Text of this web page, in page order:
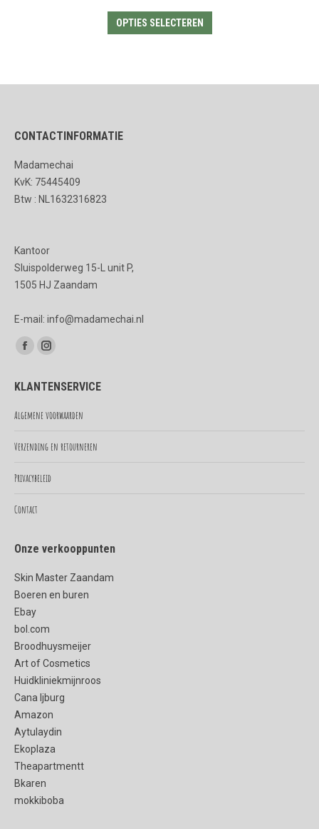
OPTIES SELECTEREN
CONTACTINFORMATIE
Madamechai
KvK: 75445409
Btw : NL1632316823
Kantoor
Sluispolderweg 15-L unit P,
1505 HJ Zaandam
E-mail: info@madamechai.nl
Vind ons op:
Facebook
opens
in
window
Instagram
opens
in
window
KLANTENSERVICE
Algemene voorwaarden
Verzending en retourneren
Privacybeleid
Contact
Onze verkooppunten
Skin Master Zaandam
Boeren en buren
Ebay
bol.com
Broodhuysmeijer
Art of Cosmetics
Huidkliniekmijnroos
Cana Ijburg
Amazon
Aytulaydin
Ekoplaza
Theapartmentt
Bkaren
mokkiboba